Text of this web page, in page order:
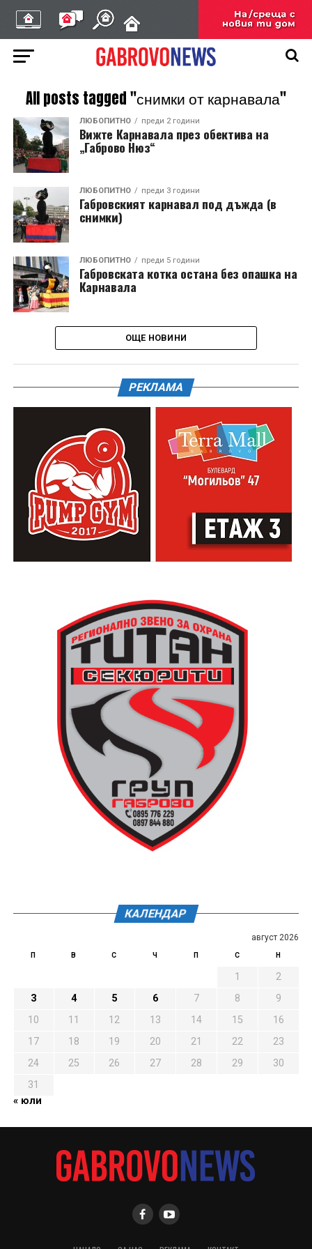
All posts tagged "снимки от карнавала"
ЛЮБОПИТНО преди 2 години
Вижте Карнавала през обектива на
„Габрово Нюз“
ЛЮБОПИТНО преди 3 години
Габровският карнавал под дъжда (в
снимки)
ЛЮБОПИТНО преди 5 години
Габровската котка остана без опашка на
Карнавала
ОЩЕ НОВИНИ
РЕКЛАМА
КАЛЕНДАР
август 2026
П В С Ч П С Н
1
2
3
4 5 6 7 8
9
10
11 12 13 14 15
16
17
18 19 20 21 22
23
24
25 26 27 28 29
30
31
« юли